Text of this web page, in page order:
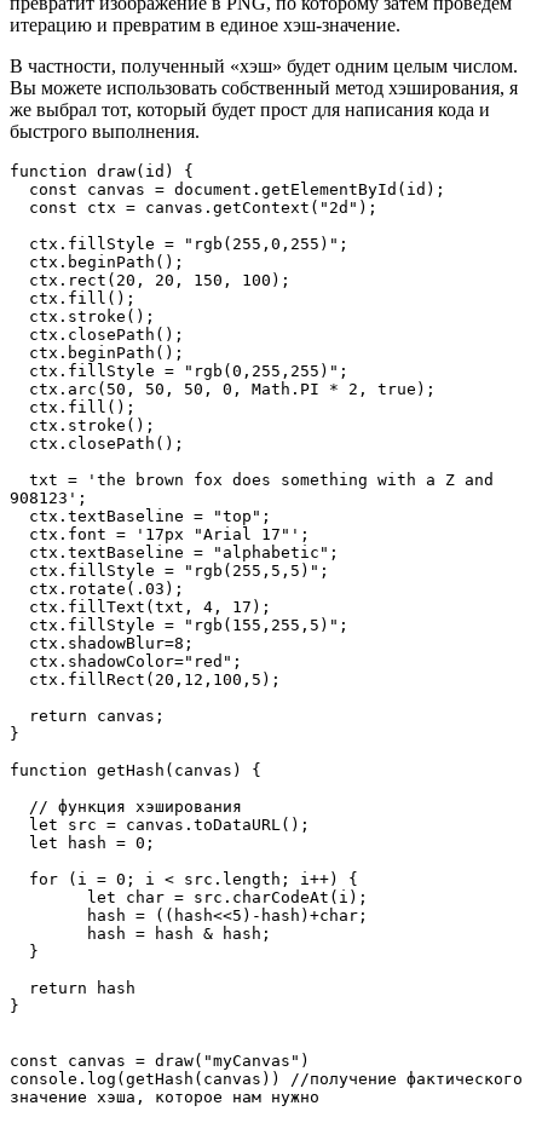
итерацию и превратим в единое хэш-значение.
В частности, полученный «хэш» будет одним целым числом.
Вы можете использовать собственный метод хэширования, я
же выбрал тот, который будет прост для написания кода и
быстрого выполнения.
function draw(id) {
  const canvas = document.getElementById(id);
  const ctx = canvas.getContext("2d");
  ctx.fillStyle = "rgb(255,0,255)";
  ctx.beginPath();
  ctx.rect(20, 20, 150, 100);
  ctx.fill();
  ctx.stroke();
  ctx.closePath();
  ctx.beginPath();
  ctx.fillStyle = "rgb(0,255,255)";
  ctx.arc(50, 50, 50, 0, Math.PI * 2, true);
  ctx.fill();
  ctx.stroke();
  ctx.closePath();
908123';
  ctx.textBaseline = "top";
  ctx.font = '17px "Arial 17"';
  ctx.textBaseline = "alphabetic";
  ctx.fillStyle = "rgb(255,5,5)";
  ctx.rotate(.03);
  ctx.fillText(txt, 4, 17);
  ctx.fillStyle = "rgb(155,255,5)";
  ctx.shadowBlur=8;
  ctx.shadowColor="red";
  ctx.fillRect(20,12,100,5);
  return canvas;
}
function getHash(canvas) {
  // функция хэширования
  let src = canvas.toDataURL();
  let hash = 0;
  for (i = 0; i < src.length; i++) {
  	let char = src.charCodeAt(i);
  	hash = ((hash<<5)-hash)+char;
  	hash = hash & hash;
  }
  return hash
}
const canvas = draw("myCanvas")
console.log(getHash(canvas)) //получение фактического
значение хэша, которое нам нужно